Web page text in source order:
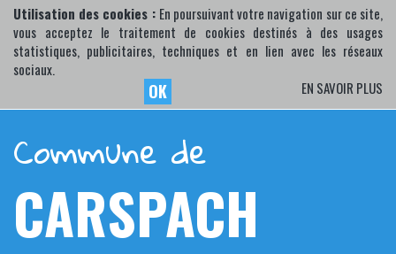
Utilisation des cookies : En poursuivant votre navigation sur ce site,
vous acceptez le traitement de cookies destinés à des usages
statistiques, publicitaires, techniques et en lien avec les réseaux
sociaux.
OK EN SAVOIR PLUS
Commune de
CARSPACH